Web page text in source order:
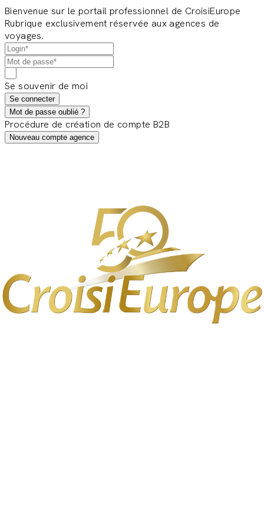
Bienvenue sur le portail professionnel de CroisiEurope
Rubrique exclusivement réservée aux agences de
voyages.
Se souvenir de moi
Se connecter
Mot de passe oublié ?
Procédure de création de compte B2B
Nouveau compte agence